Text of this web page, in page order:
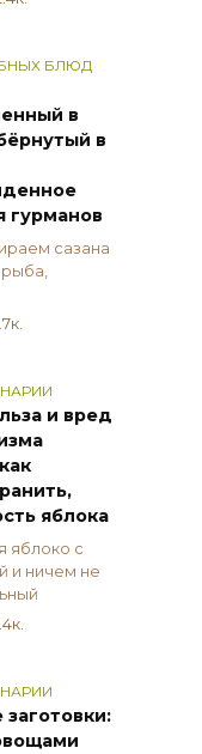
БЛЮД
в
в
гурманов
сазана
и вред
яблока
яблоко с
и ничем не